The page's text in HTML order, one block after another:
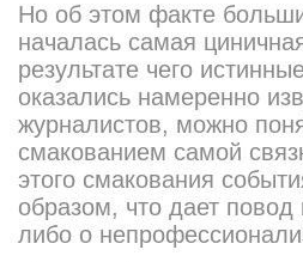
Но об этом факте
началась самая
результате чего
оказались намеренно
журналистов, можно
смакованием самой
этого смакования
образом, что дает повод
либо о